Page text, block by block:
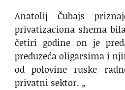
Anatolij Čubajs
privatizaciona shema
četiri godine on je
preduzeća oligarsima i
od polovine ruske
privatni sektor. „